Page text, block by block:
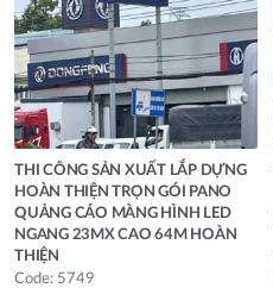
THI CÔNG SẢN XUẤT LẮP DỰNG
HOÀN THIỆN TRỌN GÓI PANO
QUẢNG CÁO MÀNG HÌNH LED
NGANG 23MX CAO 64M HOÀN
THIỆN
Code: 5749